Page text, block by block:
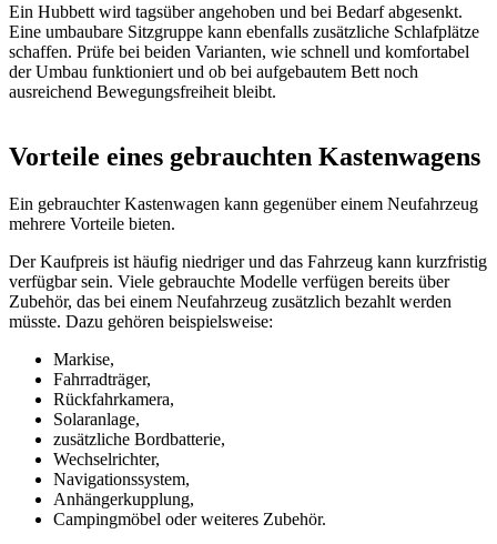
Ein Hubbett wird tagsüber angehoben und bei Bedarf abgesenkt.
Eine umbaubare Sitzgruppe kann ebenfalls zusätzliche Schlafplätze
schaffen. Prüfe bei beiden Varianten, wie schnell und komfortabel
der Umbau funktioniert und ob bei aufgebautem Bett noch
ausreichend Bewegungsfreiheit bleibt.
Vorteile eines gebrauchten Kastenwagens
Ein gebrauchter Kastenwagen kann gegenüber einem Neufahrzeug
mehrere Vorteile bieten.
Der Kaufpreis ist häufig niedriger und das Fahrzeug kann kurzfristig
verfügbar sein. Viele gebrauchte Modelle verfügen bereits über
Zubehör, das bei einem Neufahrzeug zusätzlich bezahlt werden
müsste. Dazu gehören beispielsweise:
Markise,
Fahrradträger,
Rückfahrkamera,
Solaranlage,
zusätzliche Bordbatterie,
Wechselrichter,
Navigationssystem,
Anhängerkupplung,
Campingmöbel oder weiteres Zubehör.